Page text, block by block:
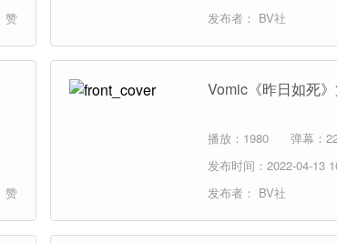
赞
发布者： BV社
赞
Vomic《昨日如死
播放：1980 弹幕：
发布时间：2022-04-13
发布者： BV社